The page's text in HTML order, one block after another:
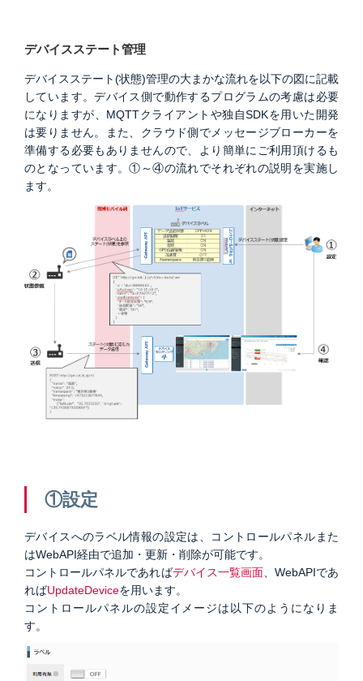
デバイスステート管理
デバイスステート(状態)管理の大まかな流れを以下の図に記載
しています。デバイス側で動作するプログラムの考慮は必要
になりますが、MQTTクライアントや独自SDKを用いた開発
は要りません。また、クラウド側でメッセージブローカーを
準備する必要もありませんので、より簡単にご利用頂けるも
のとなっています。①～④の流れでそれぞれの説明を実施し
ます。
①設定
デバイスへのラベル情報の設定は、コントロールパネルまた
はWebAPI経由で追加・更新・削除が可能です。
コントロールパネルであればデバイス一覧画面、WebAPIであ
ればUpdateDeviceを用います。
コントロールパネルの設定イメージは以下のようになりま
す。